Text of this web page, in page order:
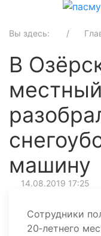
Вы здесь:
В
машину
14.08.2019 17:25
Сотрудники
20‑летнего